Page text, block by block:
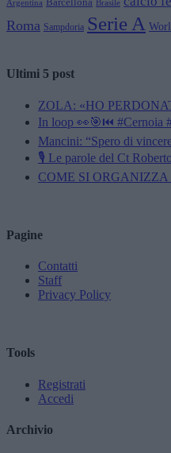
Argentina Brasile
Roma Sampdoria Serie A
Ultimi 5 post
ZOLA: «HO
In loop 👀🎯⏮️ #Cernoia
Mancini: “Spero di
🎙️ Le parole del Ct
COME SI
Pagine
Contatti
Staff
Privacy Policy
Tools
Registrati
Accedi
Archivio